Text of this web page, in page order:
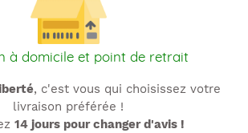
à domicile et point de retrait
, c'est vous qui choisissez votre
livraison préférée !
14 jours pour changer d'avis !